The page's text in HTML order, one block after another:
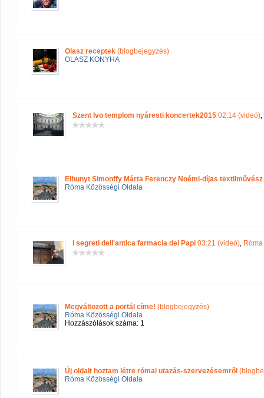
Olasz receptek (blogbejegyzés)
OLASZ KONYHA
Szent Ivo templom nyáresti koncertek2015 02:14 (videó),
Elhunyt Simonffy Márta Ferenczy Noémi-díjas textilművész
Róma Közösségi Oldala
I segreti dell'antica farmacia dei Papi 03:21 (videó),
Megváltozott a portál címe! (blogbejegyzés)
Róma Közösségi Oldala
Hozzászólások száma: 1
Új oldalt hoztam létre római utazás-szervezésemről
Róma Közösségi Oldala